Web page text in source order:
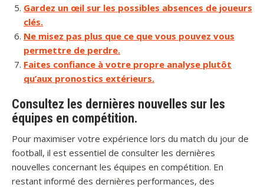
Gardez un œil sur les possibles absences de joueurs
clés.
Ne misez pas plus que ce que vous pouvez vous
permettre de perdre.
Faites confiance à votre propre analyse plutôt
qu’aux pronostics extérieurs.
Consultez les dernières nouvelles sur les
équipes en compétition.
Pour maximiser votre expérience lors du match du jour de
football, il est essentiel de consulter les dernières
nouvelles concernant les équipes en compétition. En
restant informé des dernières performances, des